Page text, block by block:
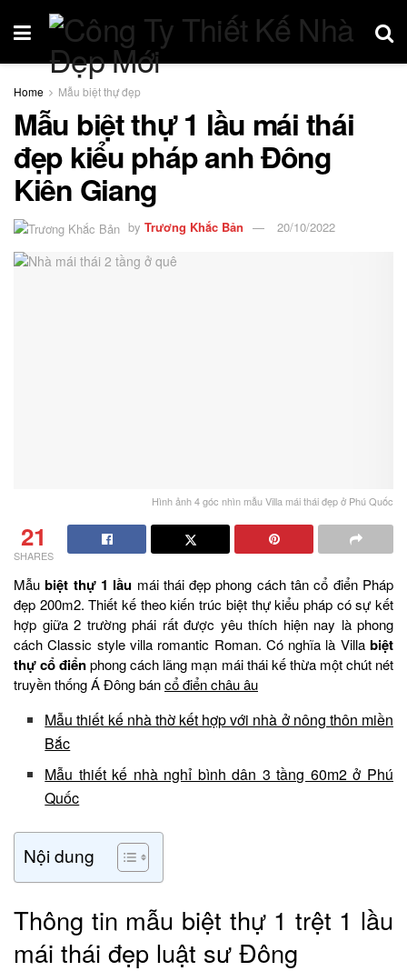
Home Mẫu biệt thự đẹp
Mẫu biệt thự 1 lầu mái thái
đẹp kiểu pháp anh Đông
Kiên Giang
by Trương Khắc Bản 20/10/2022
Hình ảnh 4 góc nhìn mẫu Villa mái thái đẹp ở Phú Quốc
21
SHARES
Mẫubiệt thự 1 lầu mái thái đẹp phong cách tân cổ điển Pháp
đẹp 200m2. Thiết kế theo kiến trúc biệt thự kiểu pháp có sự kết
hợp giữa 2 trường phái rất được yêu thích hiện nay là phong
cách Classic style villa romantic Roman. Có nghĩa là Villa biệt
thự cổ điểnphong cách lãng mạn mái thái kế thừa một chút nét
truyền thống Á Đông báncổ điển châu âu
Mẫu thiết kế nhà thờ kết hợp với nhà ở nông thôn miền
Bắc
Mẫu thiết kế nhà nghỉ bình dân 3 tầng 60m2 ở Phú
Quốc
Nội dung
Thông tin mẫu biệt thự 1 trệt 1 lầu
mái thái đẹp luật sư Đông